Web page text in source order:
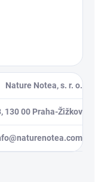
Nature Notea, s. r. o.
130 00 Praha-Žižkov